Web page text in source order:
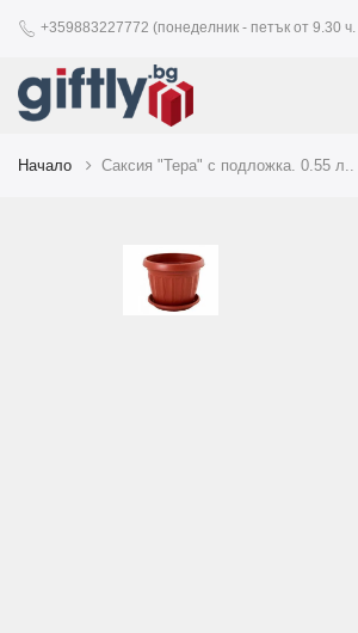
+359883227772 (понеделник - петък от 9.30
Начало Саксия "Тера" с подложка. 0.55 л..